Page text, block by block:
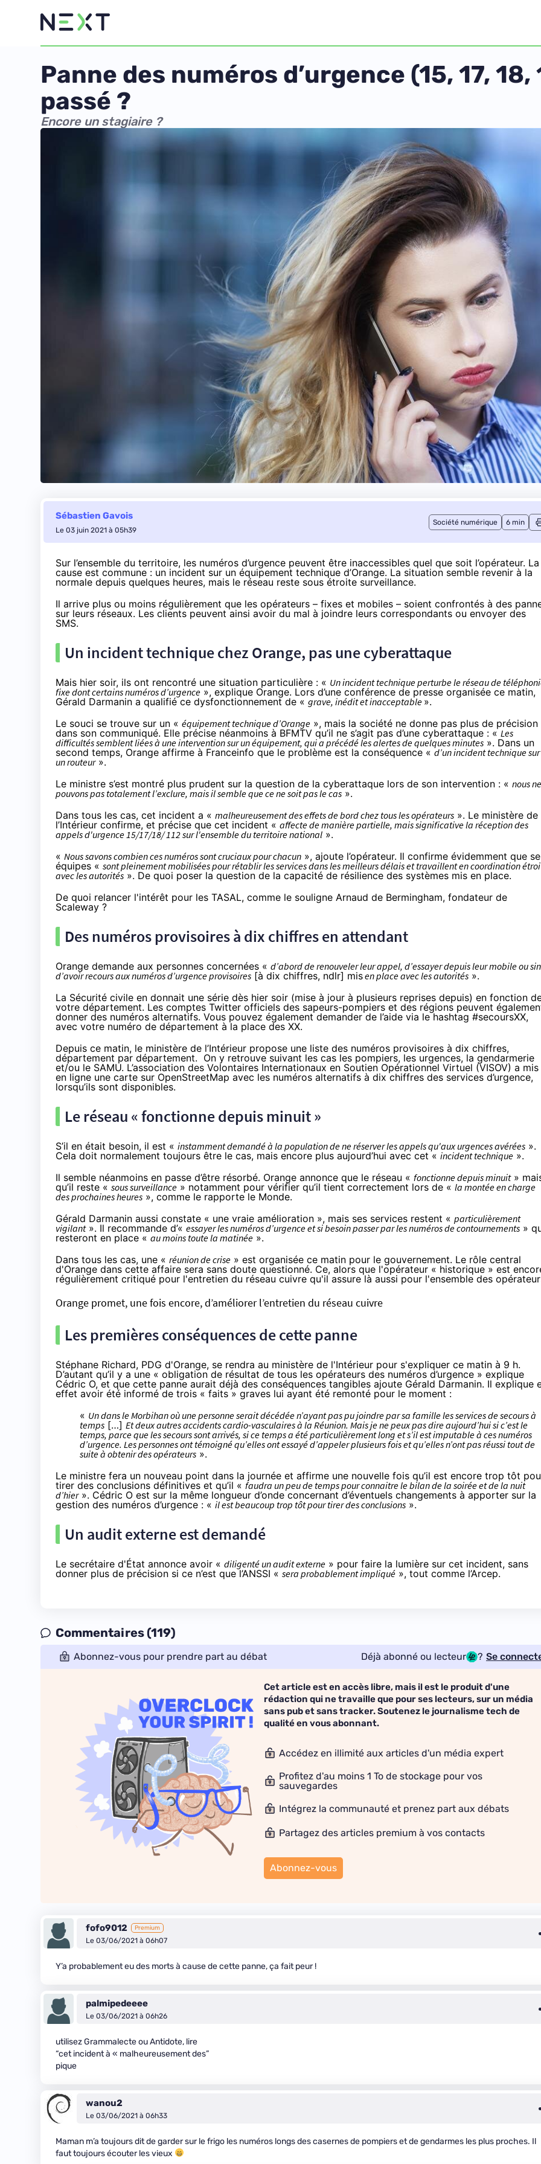
Panne des numéros d’urgence (15, 17, 18,
passé ?
Encore un stagiaire ?
Sébastien Gavois
Le 03 juin 2021 à 05h39
Société numérique 6 min
Sur l’ensemble du territoire, les numéros d’urgence peuvent être inaccessibles quel que soit l’opérateur. La
cause est commune : un incident sur un équipement technique d’Orange. La situation semble revenir à la
normale depuis quelques heures, mais le réseau reste sous étroite surveillance.
Il arrive plus ou moins régulièrement que les opérateurs – fixes et mobiles – soient confrontés à des
sur leurs réseaux. Les clients peuvent ainsi avoir du mal à joindre leurs correspondants ou envoyer des
SMS.
Un incident technique chez Orange, pas une cyberattaque
Mais hier soir, ils ont rencontré une situation particulière : « Un incident technique perturbe le réseau de
fixe dont certains numéros d’urgence », explique Orange. Lors d’une conférence de presse organisée ce matin,
Gérald Darmanin a qualifié ce dysfonctionnement de « grave, inédit et inacceptable ».
Le souci se trouve sur un « équipement technique d’Orange », mais la société ne donne pas plus de précision
dans son communiqué. Elle précise néanmoins à BFMTV qu’il ne s’agit pas d’une cyberattaque : « Les
difficultés semblent liées à une intervention sur un équipement, qui a précédé les alertes de quelques minutes ». Dans un
second temps, Orange affirme à Franceinfo que le problème est la conséquence « d’un incident technique sur
un routeur».
Le ministre s’est montré plus prudent sur la question de la cyberattaque lors de son intervention : « nous ne
pouvons pas totalement l’exclure, mais il semble que ce ne soit pas le cas ».
Dans tous les cas, cet incident a « malheureusement des effets de bord chez tous les opérateurs ». Le ministère de
l’Intérieur confirme, et précise que cet incident « affecte de manière partielle, mais significative la réception des
appels d'urgence 15/17/18/ 112 sur l'ensemble du territoire national ».
« Nous savons combien ces numéros sont cruciaux pour chacun », ajoute l’opérateur. Il confirme évidemment que
équipes « sont pleinement mobilisées pour rétablir les services dans les meilleurs délais et travaillent en coordination
avec les autorités ». De quoi poser la question de la capacité de résilience des systèmes mis en place.
De quoi relancer l'intérêt pour les TASAL, comme le souligne Arnaud de Bermingham, fondateur de
Scaleway ?
Des numéros provisoires à dix chiffres en attendant
Orange demande aux personnes concernées « d’abord de renouveler leur appel, d’essayer depuis leur mobile ou
d’avoir recours aux numéros d’urgence provisoires [à dix chiffres, ndlr] misen place avec les autorités ».
La Sécurité civile en donnait une série dès hier soir (mise à jour à plusieurs reprises depuis) en fonction
votre département. Les comptes Twitter officiels des sapeurs-pompiers et des régions peuvent
donner des numéros alternatifs. Vous pouvez également demander de l’aide via le hashtag #secoursXX,
avec votre numéro de département à la place des XX.
Depuis ce matin, le ministère de l’Intérieur propose une liste des numéros provisoires à dix chiffres,
département par département. On y retrouve suivant les cas les pompiers, les urgences, la gendarmerie
et/ou le SAMU. L’association des Volontaires Internationaux en Soutien Opérationnel Virtuel (VISOV) a mis
en ligne une carte sur OpenStreetMap avec les numéros alternatifs à dix chiffres des services d’urgence,
lorsqu’ils sont disponibles.
Le réseau « fonctionne depuis minuit »
S’il en était besoin, il est « instamment demandé à la population de ne réserver les appels qu'aux urgences avérées ».
Cela doit normalement toujours être le cas, mais encore plus aujourd’hui avec cet « incident technique ».
Il semble néanmoins en passe d’être résorbé. Orange annonce que le réseau « fonctionne depuis minuit»
qu’il reste « sous surveillance » notamment pour vérifier qu’il tient correctement lors de « la montée en charge
des prochaines heures », comme le rapporte le Monde.
Gérald Darmanin aussi constate « une vraie amélioration », mais ses services restent « particulièrement
vigilant». Il recommande d’« essayer les numéros d’urgence et si besoin passer par les numéros de contournements »
resteront en place « au moins toute la matinée ».
Dans tous les cas, une « réunion de crise » est organisée ce matin pour le gouvernement. Le rôle central
d'Orange dans cette affaire sera sans doute questionné. Ce, alors que l'opérateur « historique » est
régulièrement critiqué pour l'entretien du réseau cuivre qu'il assure là aussi pour l'ensemble des
Orange promet, une fois encore, d’améliorer l’entretien du réseau cuivre
Les premières conséquences de cette panne
Stéphane Richard, PDG d'Orange, se rendra au ministère de l'Intérieur pour s'expliquer ce matin à 9 h.
D’autant qu’il y a une « obligation de résultat de tous les opérateurs des numéros d’urgence » explique
Cédric O, et que cette panne aurait déjà des conséquences tangibles ajoute Gérald Darmanin. Il explique
effet avoir été informé de trois « faits » graves lui ayant été remonté pour le moment :
« Un dans le Morbihan où une personne serait décédée n’ayant pas pu joindre par sa famille les services de secours à
temps […] Et deux autres accidents cardio-vasculaires à la Réunion. Mais je ne peux pas dire aujourd’hui si c’est le
temps, parce que les secours sont arrivés, si ce temps a été particulièrement long et s’il est imputable à ces numéros
d’urgence. Les personnes ont témoigné qu’elles ont essayé d’appeler plusieurs fois et qu’elles n’ont pas réussi tout de
suite à obtenir des opérateurs ».
Le ministre fera un nouveau point dans la journée et affirme une nouvelle fois qu’il est encore trop tôt
tirer des conclusions définitives et qu’il « faudra un peu de temps pour connaitre le bilan de la soirée et de la nuit
d’hier». Cédric O est sur la même longueur d’onde concernant d’éventuels changements à apporter sur la
gestion des numéros d’urgence : « il est beaucoup trop tôt pour tirer des conclusions ».
Un audit externe est demandé
Le secrétaire d'État annonce avoir « diligenté un audit externe » pour faire la lumière sur cet incident, sans
donner plus de précision si ce n’est que l’ANSSI « sera probablement impliqué », tout comme l’Arcep.
Commentaires (119)
Abonnez-vous pour prendre part au débat Déjà abonné ou lecteur ? Se
Cet article est en accès libre, mais il est le produit d'une
rédaction qui ne travaille que pour ses lecteurs, sur un média
sans pub et sans tracker. Soutenez le journalisme tech de
qualité en vous abonnant.
Accédez en illimité aux articles d'un média expert
Profitez d'au moins 1 To de stockage pour vos
sauvegardes
Intégrez la communauté et prenez part aux débats
Partagez des articles premium à vos contacts
Abonnez-vous
fofo9012 Premium
Le 03/06/2021 à 06h07
Y’a probablement eu des morts à cause de cette panne, ça fait peur !
palmipedeeee
Le 03/06/2021 à 06h26
utilisez Grammalecte ou Antidote, lire
“cet incident à « malheureusement des”
pique
wanou2
Le 03/06/2021 à 06h33
Maman m’a toujours dit de garder sur le frigo les numéros longs des casernes de pompiers et de gendarmes les plus proches. Il
faut toujours écouter les vieux